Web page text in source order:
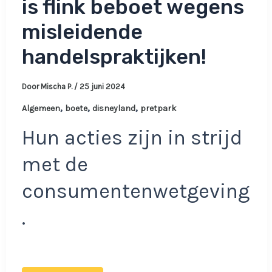
is flink beboet wegens
misleidende
handelspraktijken!
Door Mischa P. / 25 juni 2024
Algemeen, boete, disneyland, pretpark
Hun acties zijn in strijd
met de
consumentenwetgeving
.